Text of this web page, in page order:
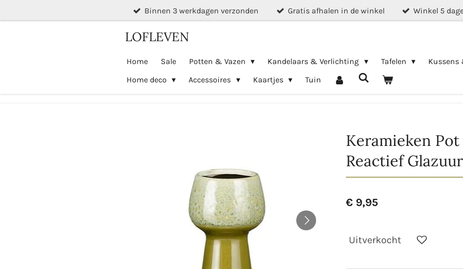
Binnen 3 werkdagen verzonden Gratis afhalen in de winkel Winkel 5
LOFLEVEN
Home Sale Potten & Vazen Kandelaars & Verlichting Tafelen
Kussens
Home deco
Accessoires Kaartjes Tuin
Keramieken
Reactief Glazuur
€ 9,95
Uitverkocht